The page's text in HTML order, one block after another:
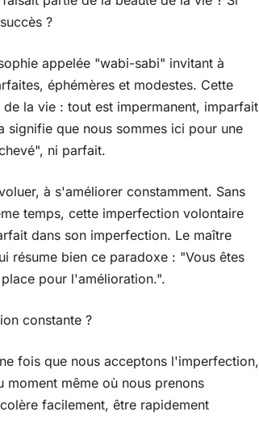
?
appelée "wabi-sabi" invitant à
éphémères et modestes. Cette
la vie : tout est impermanent, imparfait
signifie que nous sommes ici pour une
ni parfait.
à s'améliorer constamment. Sans
temps, cette imperfection volontaire
dans son imperfection. Le maître
résume bien ce paradoxe : "Vous êtes
pour l'amélioration.".
constante ?
fois que nous acceptons l'imperfection,
même où nous prenons
facilement, être rapidement